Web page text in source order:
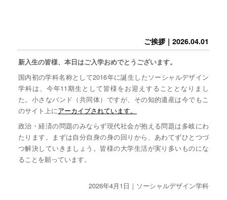
ご挨拶｜2026.04.01
新入生の皆様、本日はご入学おめでとうございます。
国内初の学科名称として2016年に誕生したソーシャルデザイン
学科は、今年11期生として皆様をお迎えすることとなりまし
た。小さなバンド（共同体）ですが、その知的遺産は今でもこ
のサイト上にアーカイブされています。
政治・経済の問題のみならず現代社会が抱える問題は多岐にわ
たります。まずは自分自身の身の回りから、あわてずひとつづ
つ解決していきましょう。皆様の大学生活が実り多いものにな
ることを願っています。
2026年4月1日｜ソーシャルデザイン学科